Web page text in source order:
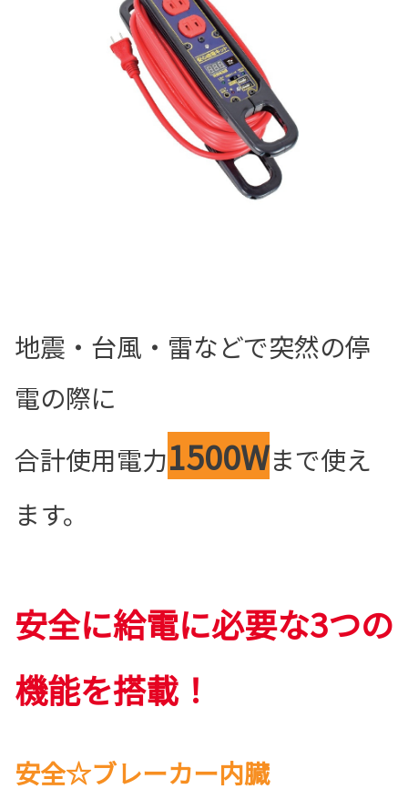
地震・台風・雷などで突然の停
電の際に
合計使用電力1500Wまで使え
ます。
安全に給電に必要な3つの
機能を搭載！
安全☆ブレーカー内臓